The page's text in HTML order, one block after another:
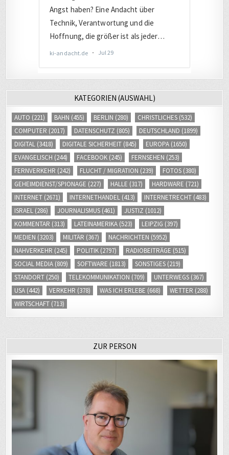
KATEGORIEN (AUSWAHL)
AUTO (221) BAHN (455) BERLIN (280) CHRISTLICHES (532)
COMPUTER (2017) DATENSCHUTZ (805) DEUTSCHLAND (1899)
DIGITAL (3418) DIGITALE SICHERHEIT (845) EUROPA (1650)
EVANGELISCH (244) FACEBOOK (245) FERNSEHEN (253)
FERNVERKEHR (242) FLUCHT / MIGRATION (239) FOTOS (380)
GEHEIMDIENST/SPIONAGE (227) HALLE (317) HARDWARE (721)
INTERNET (2671) INTERNETHANDEL (413) INTERNETRECHT (483)
ISRAEL (286) JOURNALISMUS (461) JUSTIZ (1012)
KOMMENTAR (313) LATEINAMERIKA (523) LEIPZIG (397)
MEDIEN (3203) MILITÄR (367) NACHRICHTEN (5952)
NAHVERKEHR (245) POLITIK (2797) RADIOBEITRÄGE (515)
SOCIAL MEDIA (809) SOFTWARE (1813) SONSTIGES (219)
STANDORT (250) TELEKOMMUNIKATION (709) UNTERWEGS (367)
USA (442) VERKEHR (378) WAS ICH ERLEBE (668) WETTER (288)
WIRTSCHAFT (713)
ZUR PERSON